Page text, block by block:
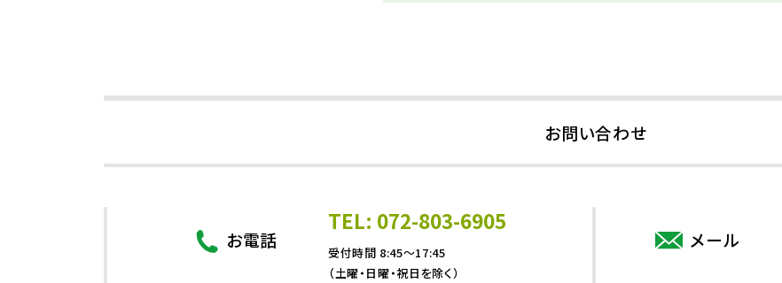
お問い合わせ
お電話
TEL: 072-803-6905
受付時間 8:45～17:45
（土曜・日曜・祝日を除く）
メール